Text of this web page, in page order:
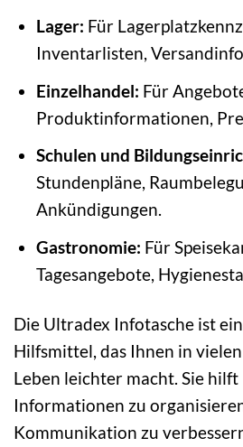
Lager: Für
Inventarlisten,
Einzelhandel: Für
Produktinformationen,
Schulen und
Stundenpläne,
Ankündigungen.
Gastronomie: Für
Tagesangebote,
Die Ultradex Infotasche ist
Hilfsmittel, das Ihnen in
Leben leichter macht. Sie
Informationen zu
Kommunikation zu